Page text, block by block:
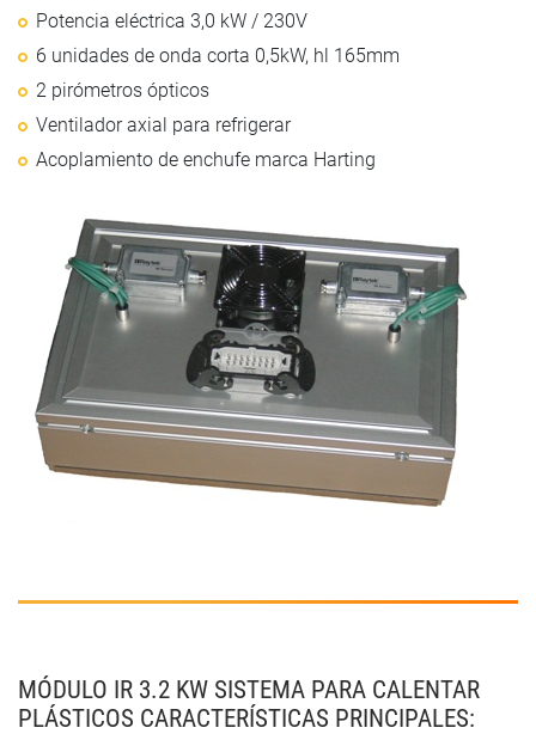
Potencia eléctrica 3,0 kW / 230V
6 unidades de onda corta 0,5kW, hl 165mm
2 pirómetros ópticos
Ventilador axial para refrigerar
Acoplamiento de enchufe marca Harting
MÓDULO IR 3.2 KW SISTEMA PARA CALENTAR
PLÁSTICOS CARACTERÍSTICAS PRINCIPALES: